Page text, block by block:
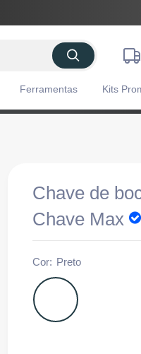
Ferramentas Kits
Chave de
Chave Max
Cor: Preto